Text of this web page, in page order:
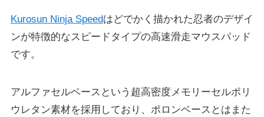
Kurosun Ninja Speedはどでかく描かれた忍者のデザイ
ンが特徴的なスピードタイプの高速滑走マウスパッド
です。
アルファセルベースという超高密度メモリーセルポリ
ウレタン素材を採用しており、ポロンベースとはまた